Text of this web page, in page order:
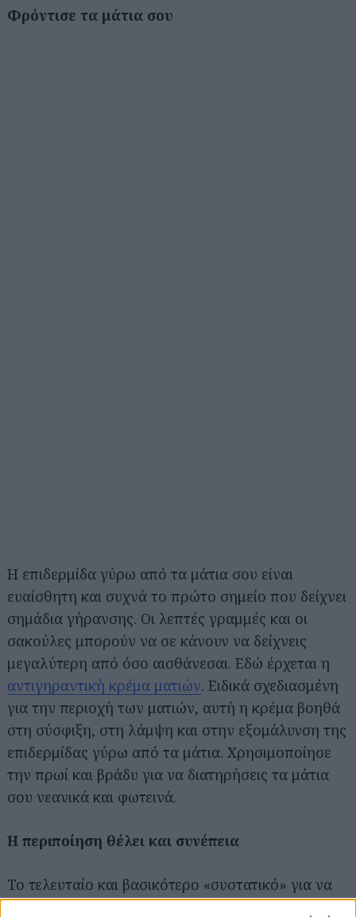
Φρόντισε τα μάτια σου
Η επιδερμίδα γύρω από τα μάτια σου είναι
ευαίσθητη και συχνά το πρώτο σημείο που δείχνει
σημάδια γήρανσης. Οι λεπτές γραμμές και οι
σακούλες μπορούν να σε κάνουν να δείχνεις
μεγαλύτερη από όσο αισθάνεσαι. Εδώ έρχεται η
αντιγηραντική κρέμα ματιών. Ειδικά σχεδιασμένη
για την περιοχή των ματιών, αυτή η κρέμα βοηθά
στη σύσφιξη, στη λάμψη και στην εξομάλυνση της
επιδερμίδας γύρω από τα μάτια. Χρησιμοποίησε
την πρωί και βράδυ για να διατηρήσεις τα μάτια
σου νεανικά και φωτεινά.
Η περιποίηση θέλει και συνέπεια
Το τελευταίο και βασικότερο «συστατικό» για να
δεις τα αποτελέσματα που επιθυμείς είναι η
Αναζήτηση
για...